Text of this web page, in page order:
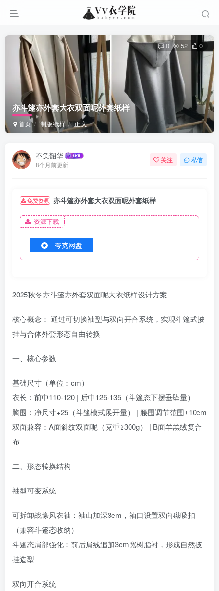
亦斗篷亦外套大衣双面呢外套纸样
首页 制版纸样 正文
0 52 0
不负韶华
8个月前更新
关注 私信
免费资源 亦斗篷亦外套大衣双面呢外套纸样
资源下载
夸克网盘
2025秋冬亦斗篷亦外套双面呢大衣纸样设计方案
核心概念：‌ 通过可切换袖型与双向开合系统，实现斗篷式披
挂与合体外套形态自由转换
一、‌核心参数‌
基础尺寸（单位：cm）
衣长：前中110-120 | 后中125-135（斗篷态下摆垂坠量）
胸围：净尺寸+25（斗篷模式展开量） | 腰围调节范围±10cm
双面兼容：A面斜纹双面呢（克重≥300g） | B面羊羔绒复合
布
二、‌形态转换结构‌
袖型可变系统‌
可拆卸战壕风衣袖：袖山加深3cm，袖口设置双向磁吸扣
（兼容斗篷态收纳）
斗篷态肩部强化：前后肩线追加3cm宽树脂衬，形成自然披
挂造型
双向开合系统‌